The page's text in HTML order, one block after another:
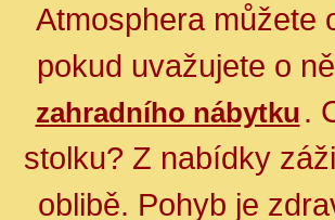
Atmosphera můžete
pokud uvažujete o
zahradního nábytku .
stolku? Z nabídky
oblibě. Pohyb je